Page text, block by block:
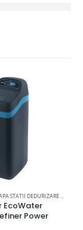
DEDURIZATOARE APA STATII DEDURIZARE APA
EcoWater
Power